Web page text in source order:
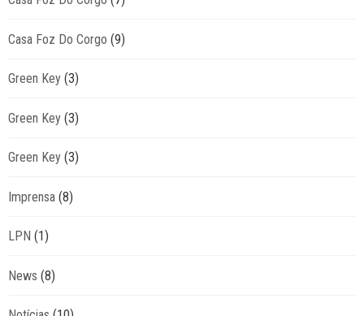
Casa Foz Do Corgo (9)
Green Key (3)
Green Key (3)
Green Key (3)
Imprensa (8)
LPN (1)
News (8)